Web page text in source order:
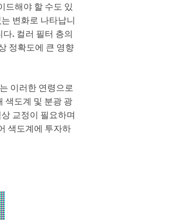
드해야 할 수도 있
변화로 나타납니
. 컬러 필터 층의
정확도에 큰 영향
이러한 연령으로
색도계 및 분광 광
교정이 필요하며
색도계에 투자하